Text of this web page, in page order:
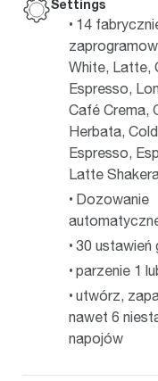
Settings
14
White, Latte,
Espresso,
Café Crema,
Herbata,
Espresso,
Latte
Dozowanie
30 ustawień
parzenie 1
utwórz,
nawet 6
napojów